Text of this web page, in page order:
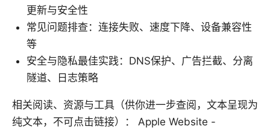
更新与安全性
常见问题排查：连接失败、速度下降、设备兼容性
等
安全与隐私最佳实践：DNS保护、广告拦截、分离
隧道、日志策略
相关阅读、资源与工具（供你进一步查阅，文本呈现为
纯文本，不可点击链接）： Apple Website -